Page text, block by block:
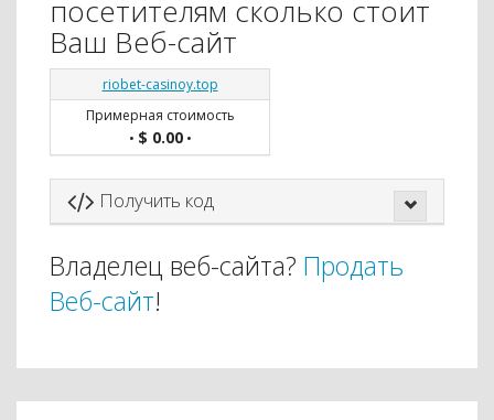
посетителям сколько стоит
Ваш Веб-сайт
riobet-casinoy.top
Примерная стоимость
• $ 0.00•
Получить код
Владелец веб-сайта? Продать
Веб-сайт!